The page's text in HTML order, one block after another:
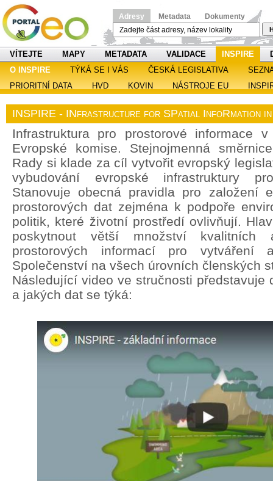
Adresy Metadata Dokumenty
VÍTEJTE MAPY METADATA VALIDACE INSPIRE
O INSPIRE
TÝKÁ SE I VÁS ČESKÁ LEGISLATIVA
PRIORITNÍ DATA
HVD KOVIN NÁSTROJE EU
INSPIRE - INfrastructure for SPatial InfoRmation
Infrastruktura pro prostorové informace
Evropské komise. Stejnojmenná
Rady si klade za cíl vytvořit evropský
vybudování evropské infrastruktury
Stanovuje obecná pravidla pro založení
prostorových dat zejména k podpoře
politik, které životní prostředí ovlivňují.
poskytnout větší množství kvalitních
prostorových informací pro vytváření
Společenství na všech úrovních členských
Následující video ve stručnosti představuje
a jakých dat se týká: